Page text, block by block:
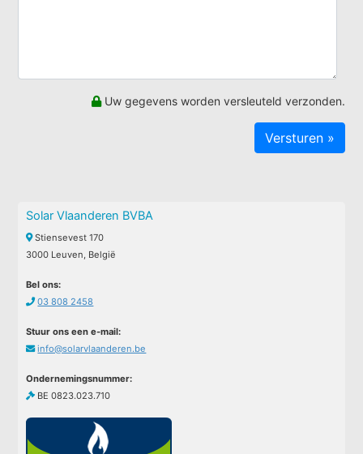
Uw gegevens worden versleuteld verzonden.
Solar Vlaanderen BVBA
Stiensevest 170
3000 Leuven, België
Bel ons:
03 808 2458
Stuur ons een e-mail:
info@solarvlaanderen.be
Ondernemingsnummer:
BE 0823.023.710